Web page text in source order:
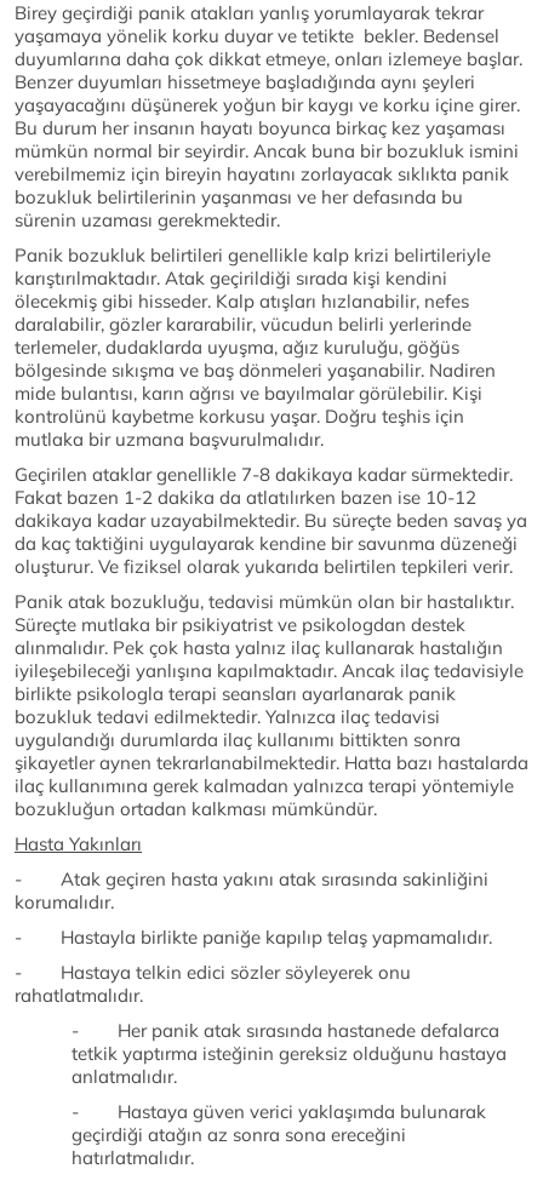
Birey geçirdiği panik atakları yanlış yorumlayarak tekrar
yaşamaya yönelik korku duyar ve tetikte bekler. Bedensel
duyumlarına daha çok dikkat etmeye, onları izlemeye başlar.
Benzer duyumları hissetmeye başladığında aynı şeyleri
yaşayacağını düşünerek yoğun bir kaygı ve korku içine girer.
Bu durum her insanın hayatı boyunca birkaç kez yaşaması
mümkün normal bir seyirdir. Ancak buna bir bozukluk ismini
verebilmemiz için bireyin hayatını zorlayacak sıklıkta panik
bozukluk belirtilerinin yaşanması ve her defasında bu
sürenin uzaması gerekmektedir.
Panik bozukluk belirtileri genellikle kalp krizi belirtileriyle
karıştırılmaktadır. Atak geçirildiği sırada kişi kendini
ölecekmiş gibi hisseder. Kalp atışları hızlanabilir, nefes
daralabilir, gözler kararabilir, vücudun belirli yerlerinde
terlemeler, dudaklarda uyuşma, ağız kuruluğu, göğüs
bölgesinde sıkışma ve baş dönmeleri yaşanabilir. Nadiren
mide bulantısı, karın ağrısı ve bayılmalar görülebilir. Kişi
kontrolünü kaybetme korkusu yaşar. Doğru teşhis için
mutlaka bir uzmana başvurulmalıdır.
Geçirilen ataklar genellikle 7-8 dakikaya kadar sürmektedir.
Fakat bazen 1-2 dakika da atlatılırken bazen ise 10-12
dakikaya kadar uzayabilmektedir. Bu süreçte beden savaş ya
da kaç taktiğini uygulayarak kendine bir savunma düzeneği
oluşturur. Ve fiziksel olarak yukarıda belirtilen tepkileri verir.
Panik atak bozukluğu, tedavisi mümkün olan bir hastalıktır.
Süreçte mutlaka bir psikiyatrist ve psikologdan destek
alınmalıdır. Pek çok hasta yalnız ilaç kullanarak hastalığın
iyileşebileceği yanlışına kapılmaktadır. Ancak ilaç tedavisiyle
birlikte psikologla terapi seansları ayarlanarak panik
bozukluk tedavi edilmektedir. Yalnızca ilaç tedavisi
uygulandığı durumlarda ilaç kullanımı bittikten sonra
şikayetler aynen tekrarlanabilmektedir. Hatta bazı hastalarda
ilaç kullanımına gerek kalmadan yalnızca terapi yöntemiyle
bozukluğun ortadan kalkması mümkündür.
Hasta Yakınları
- Atak geçiren hasta yakını atak sırasında sakinliğini
korumalıdır.
- Hastayla birlikte paniğe kapılıp telaş yapmamalıdır.
- Hastaya telkin edici sözler söyleyerek onu
rahatlatmalıdır.
- Her panik atak sırasında hastanede defalarca
tetkik yaptırma isteğinin gereksiz olduğunu hastaya
anlatmalıdır.
- Hastaya güven verici yaklaşımda bulunarak
geçirdiği atağın az sonra sona ereceğini
hatırlatmalıdır.